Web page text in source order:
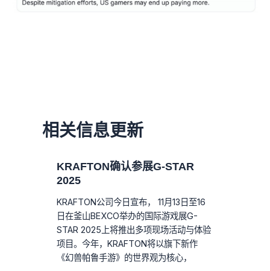
相关信息更新
KRAFTON确认参展G-STAR
2025
KRAFTON公司今日宣布， 11月13日至16
日在釜山BEXCO举办的国际游戏展G-
STAR 2025上将推出多项现场活动与体验
项目。今年，KRAFTON将以旗下新作
《幻兽帕鲁手游》的世界观为核心，